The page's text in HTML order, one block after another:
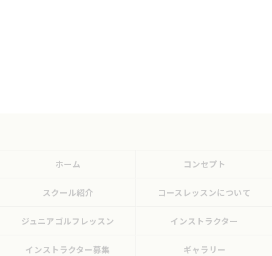
ホーム コンセプト
スクール紹介 コースレッスンについて
ジュニアゴルフレッスン インストラクター
インストラクター募集 ギャラリー